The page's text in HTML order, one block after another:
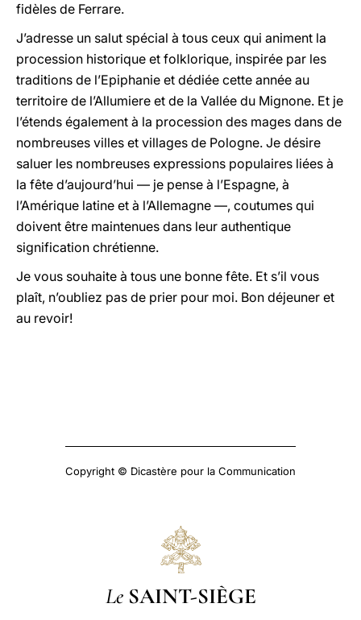
fidèles de Ferrare.
J’adresse un salut spécial à tous ceux qui animent la
procession historique et folklorique, inspirée par les
traditions de l’Epiphanie et dédiée cette année au
territoire de l’Allumiere et de la Vallée du Mignone. Et je
l’étends également à la procession des mages dans de
nombreuses villes et villages de Pologne. Je désire
saluer les nombreuses expressions populaires liées à
la fête d’aujourd’hui — je pense à l’Espagne, à
l’Amérique latine et à l’Allemagne —, coutumes qui
doivent être maintenues dans leur authentique
signification chrétienne.
Je vous souhaite à tous une bonne fête. Et s’il vous
plaît, n’oubliez pas de prier pour moi. Bon déjeuner et
au revoir!
Copyright © Dicastère pour la Communication
Le SAINT-SIÈGE